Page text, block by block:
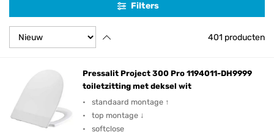
Filters
401 producten
Pressalit Project 300 Pro 1194011-DH9999
toiletzitting met deksel wit
standaard montage ↑
top montage ↓
softclose